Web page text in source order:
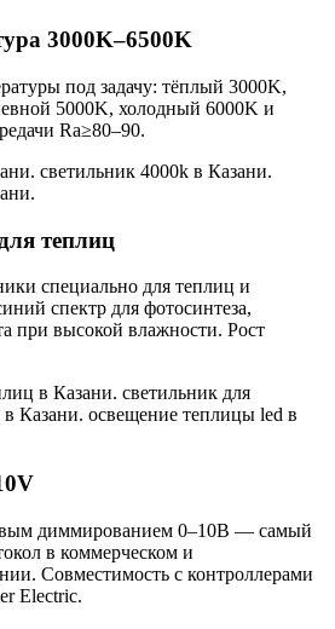
3000K–6500K
под задачу: тёплый 3000K,
5000K, холодный 6000K и
Ra≥80–90.
светильник 4000k в Казани.
.
теплиц
специально для теплиц и
спектр для фотосинтеза,
при высокой влажности. Рост
в Казани. светильник для
Казани. освещение теплицы led в
диммированием 0–10В — самый
в коммерческом и
Совместимость с контроллерами
Electric.